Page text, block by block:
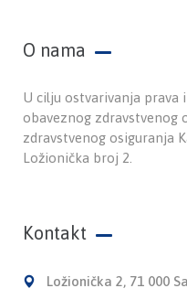
O nama
U cilju ostvarivanja prava
obaveznog zdravstvenog
zdravstvenog osiguranja
Ložionička broj 2.
Kontakt
Ložionička 2, 71 000